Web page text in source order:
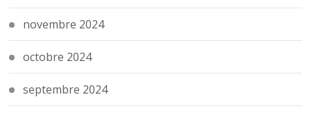
novembre 2024
octobre 2024
septembre 2024